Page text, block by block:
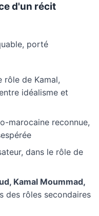
d'un récit
porté
rôle de Kamal,
idéalisme et
marocaine reconnue,
dans le rôle de
Kamal Moummad,
des rôles secondaires